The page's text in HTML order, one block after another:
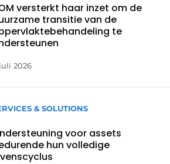
versterkt haar inzet om de
transitie van de
te
2026
& SOLUTIONS
voor assets
hun volledige